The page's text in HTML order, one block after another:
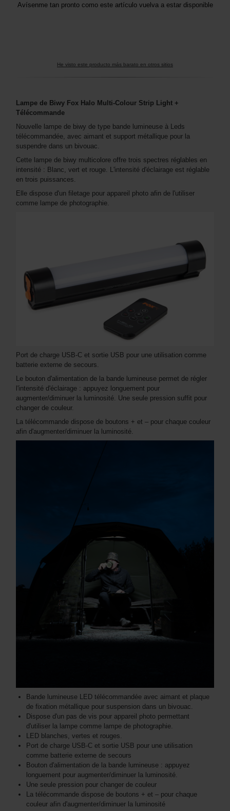
Avísenme tan pronto como este artículo vuelva a estar disponible
He visto este producto más barato en otros sitios
Lampe de Biwy Fox Halo Multi-Colour Strip Light +
Télécommande
Nouvelle lampe de biwy de type bande lumineuse à Leds
télécommandée, avec aimant et support métallique pour la
suspendre dans un bivouac.
Cette lampe de biwy multicolore offre trois spectres réglables en
intensité : Blanc, vert et rouge. L'intensité d'éclairage est réglable
en trois puissances.
Elle dispose d'un filetage pour appareil photo afin de l'utiliser
comme lampe de photographie.
Port de charge USB-C et sortie USB pour une utilisation comme
batterie externe de secours.
Le bouton d'alimentation de la bande lumineuse permet de régler
l'intensité d'éclairage : appuyez longuement pour
augmenter/diminuer la luminosité. Une seule pression suffit pour
changer de couleur.
La télécommande dispose de boutons + et – pour chaque couleur
afin d'augmenter/diminuer la luminosité.
Bande lumineuse LED télécommandée avec aimant et plaque
de fixation métallique pour suspension dans un bivouac.
Dispose d'un pas de vis pour appareil photo permettant
d'utiliser la lampe comme lampe de photographie.
LED blanches, vertes et rouges.
Port de charge USB-C et sortie USB pour une utilisation
comme batterie externe de secours
Bouton d'alimentation de la bande lumineuse : appuyez
longuement pour augmenter/diminuer la luminosité.
Une seule pression pour changer de couleur
La télécommande dispose de boutons + et – pour chaque
couleur afin d'augmenter/diminuer la luminosité